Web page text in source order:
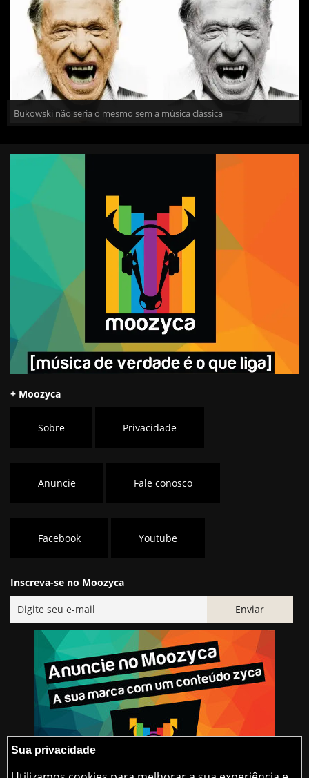
Bukowski não seria o mesmo sem a música clássica
+ Moozyca
Sobre Privacidade
Anuncie Fale conosco
Facebook Youtube
Inscreva-se no Moozyca
Sua privacidade